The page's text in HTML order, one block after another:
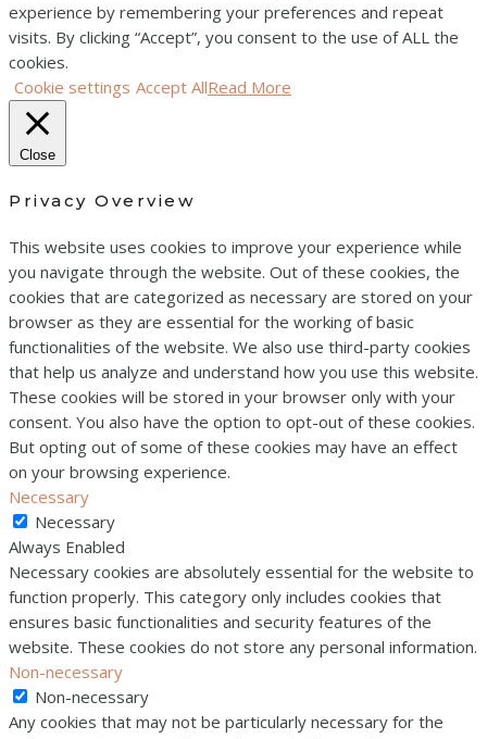
experience by remembering your preferences and repeat
visits. By clicking “Accept”, you consent to the use of ALL the
cookies.
Cookie settings Accept AllRead More
Close
Privacy Overview
This website uses cookies to improve your experience while
you navigate through the website. Out of these cookies, the
cookies that are categorized as necessary are stored on your
browser as they are essential for the working of basic
functionalities of the website. We also use third-party cookies
that help us analyze and understand how you use this website.
These cookies will be stored in your browser only with your
consent. You also have the option to opt-out of these cookies.
But opting out of some of these cookies may have an effect
on your browsing experience.
Necessary
Necessary
Always Enabled
Necessary cookies are absolutely essential for the website to
function properly. This category only includes cookies that
ensures basic functionalities and security features of the
website. These cookies do not store any personal information.
Non-necessary
Non-necessary
Any cookies that may not be particularly necessary for the